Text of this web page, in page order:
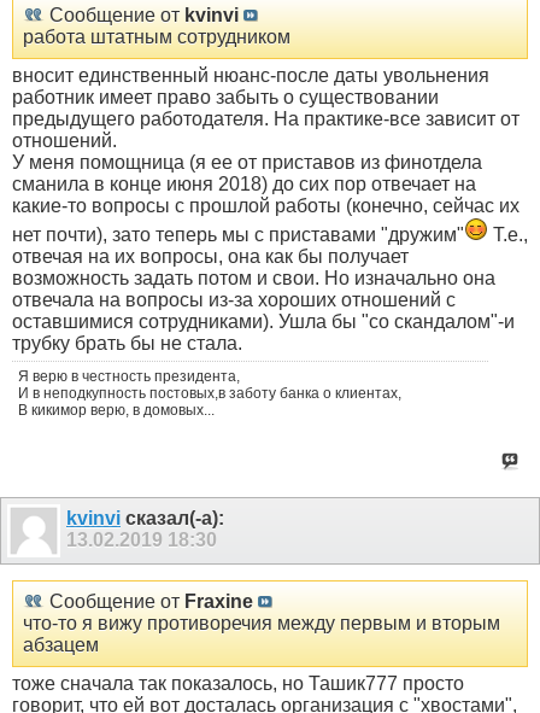
Сообщение от kvinvi
работа штатным сотрудником
вносит единственный нюанс-после даты увольнения
работник имеет право забыть о существовании
предыдущего работодателя. На практике-все зависит от
отношений.
У меня помощница (я ее от приставов из финотдела
сманила в конце июня 2018) до сих пор отвечает на
какие-то вопросы с прошлой работы (конечно, сейчас их
нет почти), зато теперь мы с приставами "дружим"
Т.е.,
отвечая на их вопросы, она как бы получает
возможность задать потом и свои. Но изначально она
отвечала на вопросы из-за хороших отношений с
оставшимися сотрудниками). Ушла бы "со скандалом"-и
трубку брать бы не стала.
Я верю в честность президента,
И в неподкупность постовых,в заботу банка о клиентах,
В кикимор верю, в домовых...
kvinvi сказал(-а):
13.02.2019 18:30
Сообщение от Fraxine
что-то я вижу противоречия между первым и вторым
абзацем
тоже сначала так показалось, но Ташик777 просто
говорит, что ей вот досталась организация с "хвостами",